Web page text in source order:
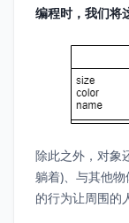
编程时，我们将
除此之外，对象
躺着)、与其他
的行为让周围的